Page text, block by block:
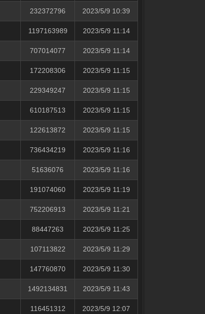
232372796 2023/5/9 10:39
1197163989 2023/5/9 11:14
707014077 2023/5/9 11:14
172208306 2023/5/9 11:15
229349247 2023/5/9 11:15
610187513 2023/5/9 11:15
122613872 2023/5/9 11:15
736434219 2023/5/9 11:16
51636076 2023/5/9 11:16
191074060 2023/5/9 11:19
752206913 2023/5/9 11:21
88447263 2023/5/9 11:25
107113822 2023/5/9 11:29
147760870 2023/5/9 11:30
1492134831 2023/5/9 11:43
116451312 2023/5/9 12:07